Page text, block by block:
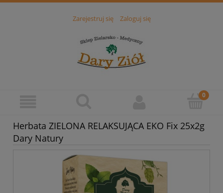
Zarejestruj się Zaloguj się
Herbata ZIELONA RELAKSUJĄCA EKO Fix 25x2g
Dary Natury